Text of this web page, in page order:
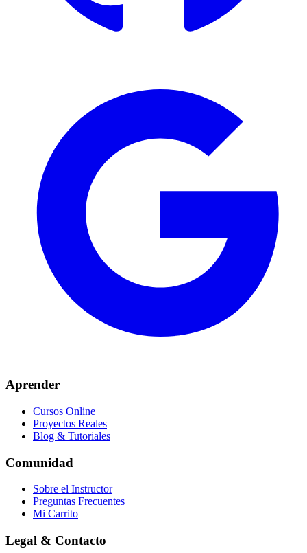
Aprender
Cursos Online
Proyectos Reales
Blog & Tutoriales
Comunidad
Sobre el Instructor
Preguntas Frecuentes
Mi Carrito
Legal & Contacto